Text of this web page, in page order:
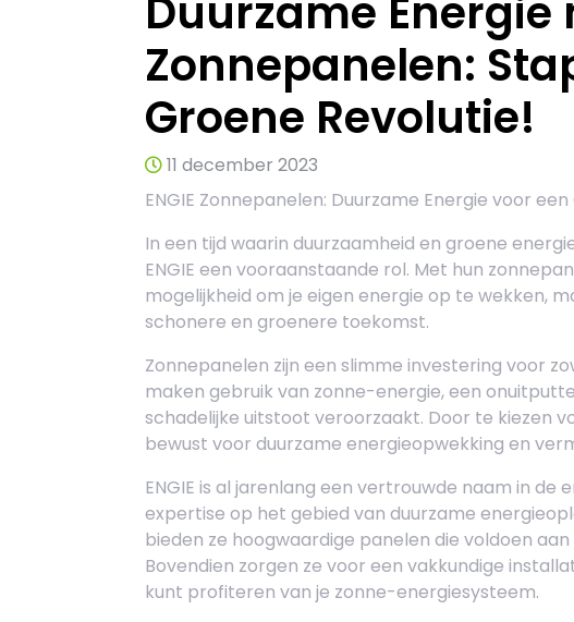
Duurzame Energie
Zonnepanelen:
Groene Revolutie!
11 december 2023
ENGIE Zonnepanelen: Duurzame Energie voor
In een tijd waarin duurzaamheid en groene
ENGIE een vooraanstaande rol. Met hun
mogelijkheid om je eigen energie op te wekken,
schonere en groenere toekomst.
Zonnepanelen zijn een slimme investering voor
maken gebruik van zonne-energie, een
schadelijke uitstoot veroorzaakt. Door te kiezen
bewust voor duurzame energieopwekking en
ENGIE is al jarenlang een vertrouwde naam in
expertise op het gebied van duurzame
bieden ze hoogwaardige panelen die voldoen
Bovendien zorgen ze voor een vakkundige
kunt profiteren van je zonne-energiesysteem.